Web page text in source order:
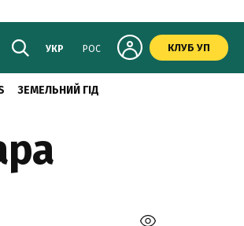
УКР РОС КЛУБ УП
ЗЕМЕЛЬНИЙ ГІД